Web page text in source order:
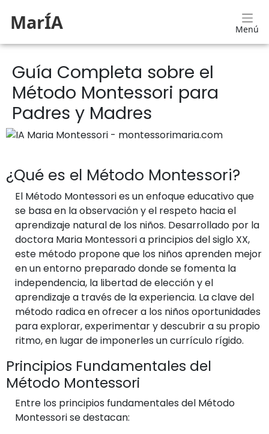
MarÍA Menú
Guía Completa sobre el
Método Montessori para
Padres y Madres
¿Qué es el Método Montessori?
El Método Montessori es un enfoque educativo que
se basa en la observación y el respeto hacia el
aprendizaje natural de los niños. Desarrollado por la
doctora Maria Montessori a principios del siglo XX,
este método propone que los niños aprenden mejor
en un entorno preparado donde se fomenta la
independencia, la libertad de elección y el
aprendizaje a través de la experiencia. La clave del
método radica en ofrecer a los niños oportunidades
para explorar, experimentar y descubrir a su propio
ritmo, en lugar de imponerles un currículo rígido.
Principios Fundamentales del
Método Montessori
Entre los principios fundamentales del Método
Montessori se destacan: